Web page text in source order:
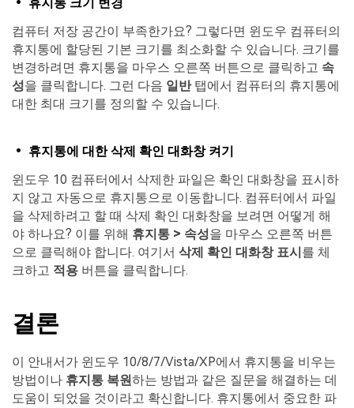
컴퓨터 저장 공간이 부족한가요? 그렇다면 윈도우 컴퓨터의
휴지통에 할당된 기본 크기를 최소화할 수 있습니다. 크기를
변경하려면 휴지통을 마우스 오른쪽 버튼으로 클릭하고 속
성을 클릭합니다. 그런 다음 일반탭에서 컴퓨터의 휴지통에
대한 최대 크기를 정의할 수 있습니다.
• 휴지통에 대한 삭제 확인 대화창 켜기
윈도우 10 컴퓨터에서 삭제한 파일은 확인 대화창을 표시하
지 않고 자동으로 휴지통으로 이동합니다. 컴퓨터에서 파일
을 삭제하려고 할 때 삭제 확인 대화창을 보려면 어떻게 해
야 하나요? 이를 위해 휴지통 > 속성을 ​​마우스 오른쪽 버튼
으로 클릭해야 합니다. 여기서 삭제 확인 대화창 표시를 체
크하고 적용 버튼을 클릭합니다.
결론
이 안내서가 윈도우 10/8/7/Vista/XP에서 휴지통을 비우는
방법이나 휴지통 복원하는 방법과 같은 질문을 해결하는 데
도움이 되었을 것이라고 확신합니다. 휴지통에서 중요한 파